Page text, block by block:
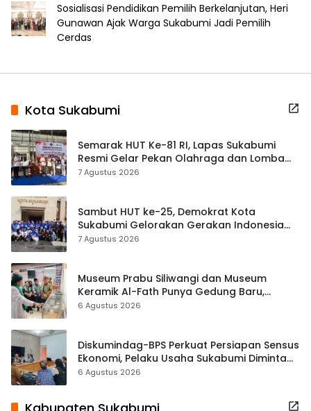
Sosialisasi Pendidikan Pemilih Berkelanjutan, Heri
Gunawan Ajak Warga Sukabumi Jadi Pemilih
Cerdas
Kota Sukabumi
Semarak HUT Ke-81 RI, Lapas Sukabumi
Resmi Gelar Pekan Olahraga dan Lomba
Tradisional
7 Agustus 2026
Sambut HUT ke-25, Demokrat Kota
Sukabumi Gelorakan Gerakan Indonesia
ASRI Lewat Aksi Bersih Masjid Agung
7 Agustus 2026
Museum Prabu Siliwangi dan Museum
Keramik Al-Fath Punya Gedung Baru,
Hampir 500 Koleksi Dipisahkan
6 Agustus 2026
Diskumindag-BPS Perkuat Persiapan Sensus
Ekonomi, Pelaku Usaha Sukabumi Diminta
Terbuka Beri Data
6 Agustus 2026